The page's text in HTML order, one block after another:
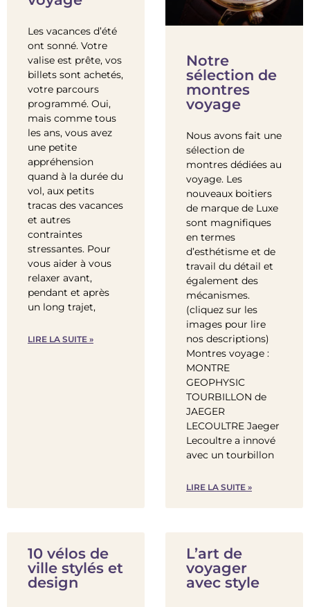
Les vacances d’été
ont sonné. Votre
valise est prête, vos
billets sont achetés,
votre parcours
programmé. Oui,
mais comme tous
les ans, vous avez
une petite
appréhension
quand à la durée du
vol, aux petits
tracas des vacances
et autres
contraintes
stressantes. Pour
vous aider à vous
relaxer avant,
pendant et après
un long trajet,
LIRE LA SUITE »
Notre
sélection de
montres
voyage
Nous avons fait une
sélection de
montres dédiées au
voyage. Les
nouveaux boitiers
de marque de Luxe
sont magnifiques
en termes
d’esthétisme et de
travail du détail et
également des
mécanismes.
(cliquez sur les
images pour lire
nos descriptions)
Montres voyage :
MONTRE
GEOPHYSIC
TOURBILLON de
JAEGER
LECOULTRE Jaeger
Lecoultre a innové
avec un tourbillon
LIRE LA SUITE »
10 vélos de
ville stylés et
design
L’art de
voyager
avec style